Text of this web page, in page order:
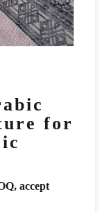
for
accept